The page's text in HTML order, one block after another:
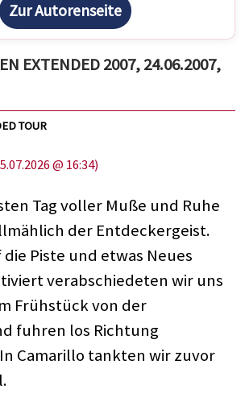
Zur Autorenseite
EXTENDED 2007, 24.06.2007,
TOUR
@ 16:34)
Tag voller Muße und Ruhe
der Entdeckergeist.
Piste und etwas Neues
verabschiedeten wir uns
Frühstück von der
fuhren los Richtung
Camarillo tankten wir zuvor